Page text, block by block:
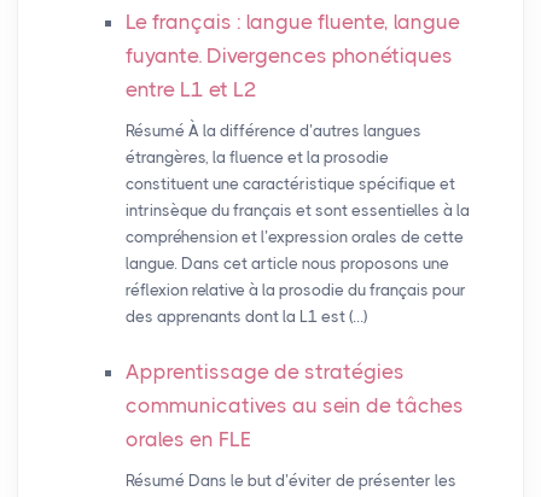
Le français : langue fluente, langue
fuyante. Divergences phonétiques
entre L1 et L2
Résumé À la différence d’autres langues
étrangères, la fluence et la prosodie
constituent une caractéristique spécifique et
intrinsèque du français et sont essentielles à la
compréhension et l’expression orales de cette
langue. Dans cet article nous proposons une
réflexion relative à la prosodie du français pour
des apprenants dont la L1 est (…)
Apprentissage de stratégies
communicatives au sein de tâches
orales en FLE
Résumé Dans le but d’éviter de présenter les